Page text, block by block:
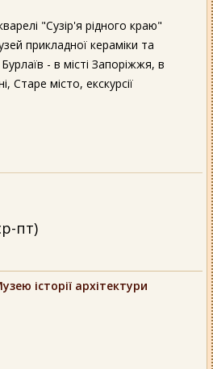
"Сузір'я рідного краю"
прикладної кераміки та
- в місті Запоріжжя, в
Старе місто, екскурсії
пт)
історії архітектури